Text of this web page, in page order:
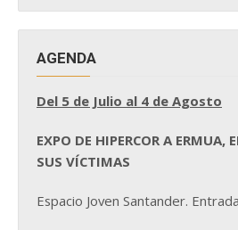
AGENDA
Del 5 de Julio al 4 de Agosto
EXPO DE HIPERCOR A ERMUA,
SUS VÍCTIMAS
Espacio Joven Santander.